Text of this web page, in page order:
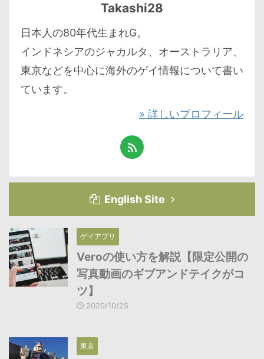
Takashi28
日本人の80年代生まれG。
インドネシアのジャカルタ、オーストラリア、
東京などを中心に海外のゲイ情報について書い
ています。
» 詳しいプロフィール
English Site
ゲイアプリ
Veroの使い方を解説【限定公開の
写真動画のギブアンドテイクがコ
ツ】
2020/10/25
東京